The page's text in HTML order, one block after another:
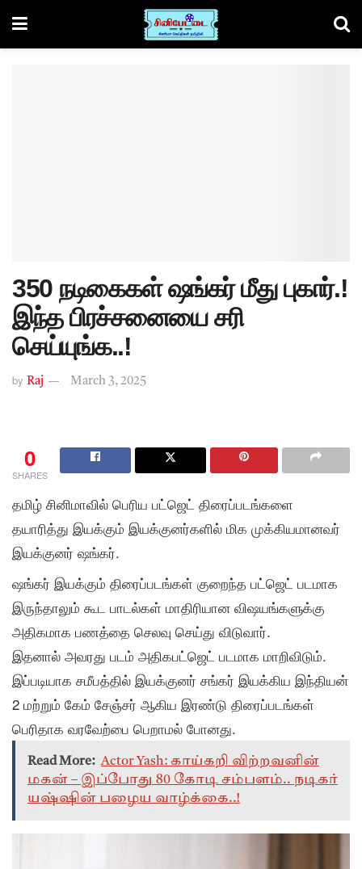
350 நடிகைகள் ஷங்கர் மீது புகார்.!
இந்த பிரச்சனையை சரி
செய்யுங்க..!
by Raj March 3, 2025
0
SHARES
தமிழ் சினிமாவில் பெரிய பட்ஜெட் திரைப்படங்களை
தயாரித்து இயக்கும் இயக்குனர்களில் மிக முக்கியமானவர்
இயக்குனர் ஷங்கர்.
ஷங்கர் இயக்கும் திரைப்படங்கள் குறைந்த பட்ஜெட் படமாக
இருந்தாலும் கூட பாடல்கள் மாதிரியான விஷயங்களுக்கு
அதிகமாக பணத்தை செலவு செய்து விடுவார்.
இதனால் அவரது படம் அதிகபட்ஜெட் படமாக மாறிவிடும்.
இப்படியாக சமீபத்தில் இயக்குனர் சங்கர் இயக்கிய இந்தியன்
2 மற்றும் கேம் சேஞ்சர் ஆகிய இரண்டு திரைப்படங்கள்
பெரிதாக வரவேற்பை பெறாமல் போனது.
Read More: Actor Yash: காய்கறி விற்றவனின்
மகன் – இப்போது 80 கோடி சம்பளம்.. நடிகர்
யஷ்ஷின் பழைய வாழ்க்கை..!